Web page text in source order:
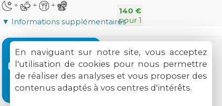
140 €
pour 1
+ +
+
▼ Informations supplémentaires
En naviguant sur notre site, vous acceptez
l'utilisation de cookies pour nous permettre
de réaliser des analyses et vous proposer des
contenus adaptés à vos centres d'intérêts.